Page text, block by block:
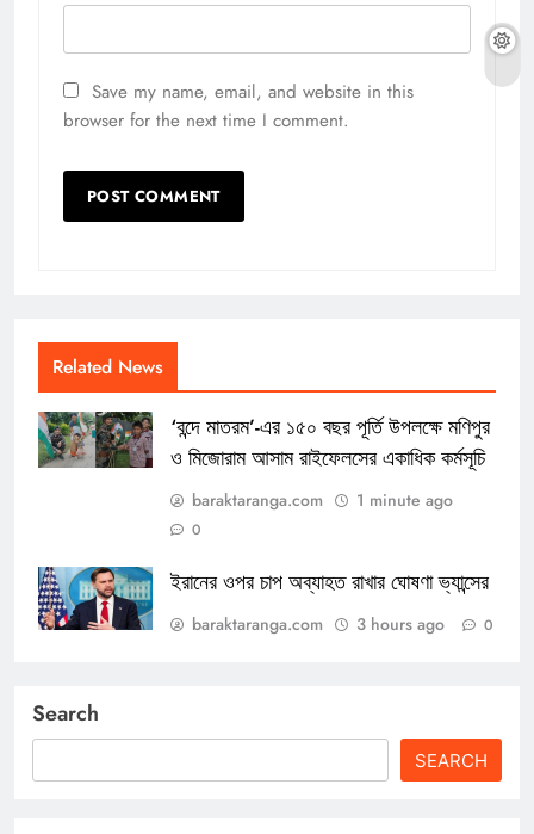
Save my name, email, and website in this
browser for the next time I comment.
Related News
‘বন্দে মাতরম’-এর ১৫০ বছর পূর্তি উপলক্ষে মণিপুর
ও মিজোরাম আসাম রাইফেলসের একাধিক কর্মসূচি
baraktaranga.com 1 minute ago
0
ইরানের ওপর চাপ অব্যাহত রাখার ঘোষণা ভ্যান্সের
baraktaranga.com 3 hours ago 0
Search
SEARCH